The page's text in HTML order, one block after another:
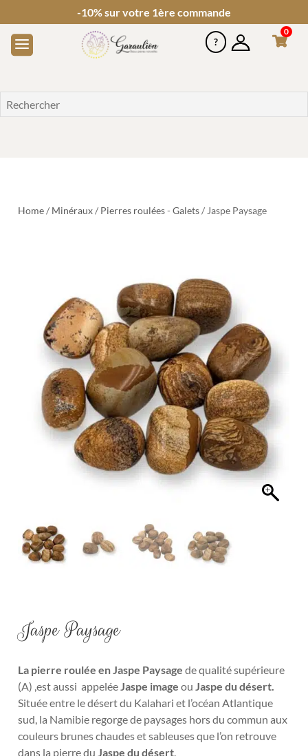
-10% sur votre 1ère commande
0
Home/ Minéraux/ Pierres roulées - Galets/ Jaspe Paysage
Jaspe Paysage
La pierre roulée en Jaspe Paysagede qualité supérieure
(A) ,est aussi appelée Jaspe imageou Jaspe du désert.
Située entre le désert du Kalahari et l’océan Atlantique
sud, la Namibie regorge de paysages hors du communaux
couleurs brunes chaudes et sableuses que l’on retrouve
dans la pierre du Jaspe du désert